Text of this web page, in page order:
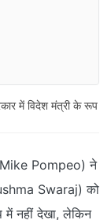
में विदेश मंत्री के रूप
(Mike Pompeo) ने
Swaraj) को
में नहीं देखा, लेकिन